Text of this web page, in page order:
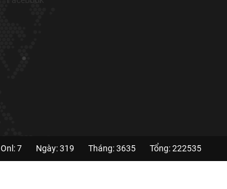
Onl: 7 Ngày: 319 Tháng: 3635 Tổng: 222535